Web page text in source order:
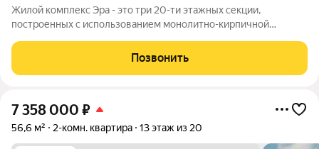
Жилой комплекс Эра - это три 20-ти этажных секции,
построенных с использованием монолитно-кирпичной
первый этаж и наличие крышной котельной, позволяющей
будущим жителям дома самим контролировать
Позвонить
7 358 000 ₽
56,6 м² 2-комн. квартира 13 этаж из 20